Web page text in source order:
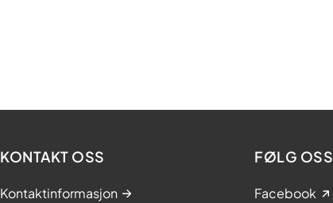
KONTAKT OSS
Kontaktinformasjon
FØLG OSS
Facebook